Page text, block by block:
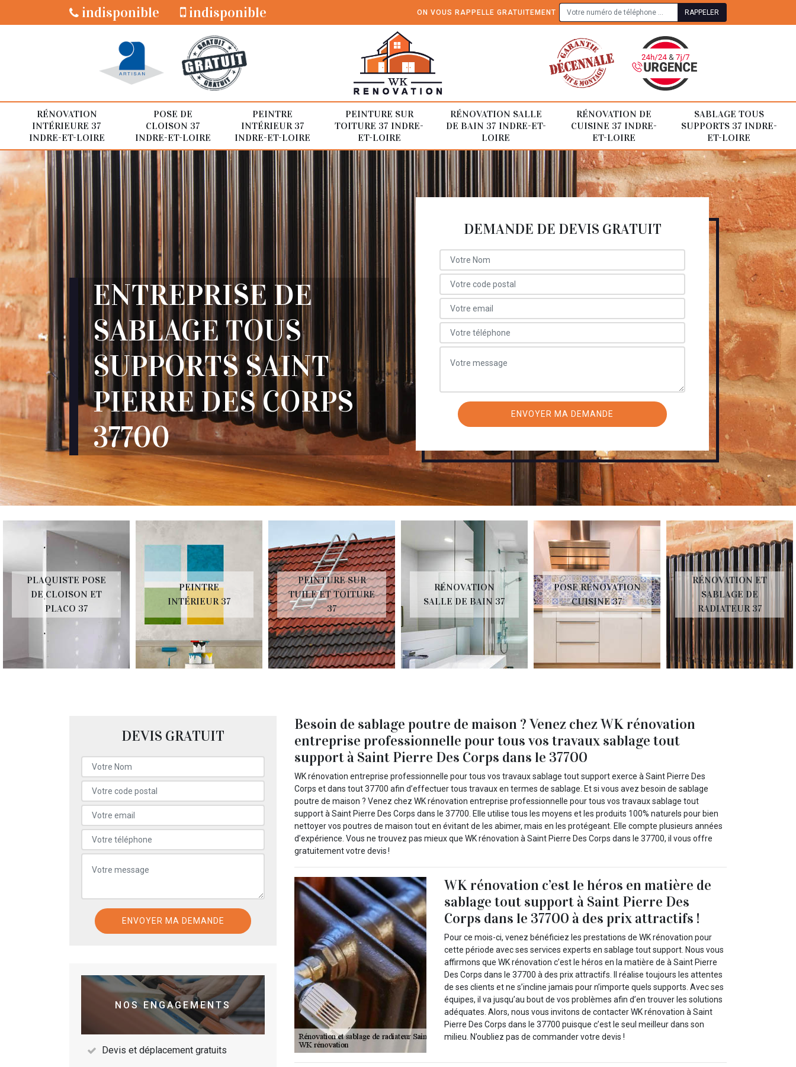
indisponible indisponible ON VOUS RAPPELLE GRATUITEMENT
RÉNOVATION
INTÉRIEURE 37
INDRE-ET-LOIRE
POSE DE
CLOISON 37
INDRE-ET-LOIRE
PEINTRE
INTÉRIEUR 37
INDRE-ET-LOIRE
PEINTURE SUR
TOITURE 37 INDRE-
ET-LOIRE
RÉNOVATION SALLE
DE BAIN 37 INDRE-ET-
LOIRE
RÉNOVATION DE
CUISINE 37 INDRE-
ET-LOIRE
SABLAGE TOUS
SUPPORTS 37 INDRE-
ET-LOIRE
ENTREPRISE DE
SABLAGE TOUS
SUPPORTS SAINT
PIERRE DES CORPS
37700
DEMANDE DE DEVIS GRATUIT
PLAQUISTE POSE
DE CLOISON ET
PLACO 37
PEINTRE
INTÉRIEUR 37
PEINTURE SUR
TUILE ET TOITURE
37
RÉNOVATION
SALLE DE BAIN 37
POSE RÉNOVATION
CUISINE 37
RÉNOVATION ET
SABLAGE DE
RADIATEUR 37
DEVIS GRATUIT
NOS ENGAGEMENTS
Devis et déplacement gratuits
Besoin de sablage poutre de maison ? Venez chez WK rénovation
entreprise professionnelle pour tous vos travaux sablage tout
support à Saint Pierre Des Corps dans le 37700
WK rénovation entreprise professionnelle pour tous vos travaux sablage tout support exerce à Saint Pierre Des
Corps et dans tout 37700 afin d’effectuer tous travaux en termes de sablage. Et si vous avez besoin de sablage
poutre de maison ? Venez chez WK rénovation entreprise professionnelle pour tous vos travaux sablage tout
support à Saint Pierre Des Corps dans le 37700. Elle utilise tous les moyens et les produits 100% naturels pour bien
nettoyer vos poutres de maison tout en évitant de les abimer, mais en les protégeant. Elle compte plusieurs années
d’expérience. Vous ne trouvez pas mieux que WK rénovation à Saint Pierre Des Corps dans le 37700, il vous offre
gratuitement votre devis !
WK rénovation c’est le héros en matière de
sablage tout support à Saint Pierre Des
Corps dans le 37700 à des prix attractifs !
Pour ce mois-ci, venez bénéficiez les prestations de WK rénovation pour
cette période avec ses services experts en sablage tout support. Nous vous
affirmons que WK rénovation c’est le héros en la matière de à Saint Pierre
Des Corps dans le 37700 à des prix attractifs. Il réalise toujours les attentes
de ses clients et ne s’incline jamais pour n’importe quels supports. Avec ses
équipes, il va jusqu’au bout de vos problèmes afin d’en trouver les solutions
adéquates. Alors, nous vous invitons de contacter WK rénovation à Saint
Pierre Des Corps dans le 37700 puisque c’est le seul meilleur dans son
milieu. N’oubliez pas de commander votre devis !